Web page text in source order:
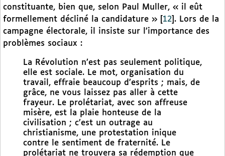
constituante, bien que, selon Paul Muller, « il eût
formellement décliné la candidature »
12 . Lors de la
campagne électorale, il insiste sur l’importance des
problèmes sociaux :
La Révolution n’est pas seulement politique,
elle est sociale. Le mot, organisation du
travail, effraie beaucoup d’esprits ; mais, de
grâce, ne vous laissez pas aller à cette
frayeur. Le prolétariat, avec son affreuse
misère, est la plaie honteuse de la
civilisation ; c’est un outrage au
christianisme, une protestation inique
contre le sentiment de fraternité. Le
prolétariat ne trouvera sa rédemption que